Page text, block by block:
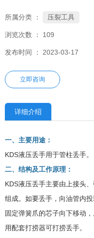
所属分类 ： 压裂工具
浏览次数 ： 109
发布时间 ： 2023-03-17
立即咨询
详细介绍
一、主要用途：
KDS液压丢手用于管柱丢手。
二、结构及工作原理：
KDS液压丢手主要由上接头
组成。如要丢手，向油管内
固定弹簧爪的芯子向下移动，
用配套打捞器可打捞丢手。